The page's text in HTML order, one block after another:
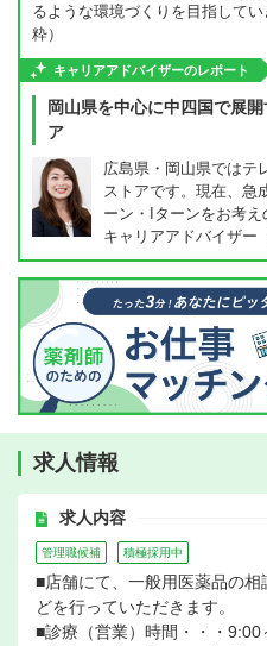
るような環境づくりを目指して
粋）
キャリアアドバイザーのレポート
岡山県を中心に中四国で展
ア
広島県・岡山県ではテ
ストアです。現在、急
ーン・Iターンをお考え
キャリアアドバイザ
求人情報
求人内容
管理職候補 積極採用中
■店舗にて、一般用医薬品の
どを行っていただきます。
■診療（営業）時間・・・9:00